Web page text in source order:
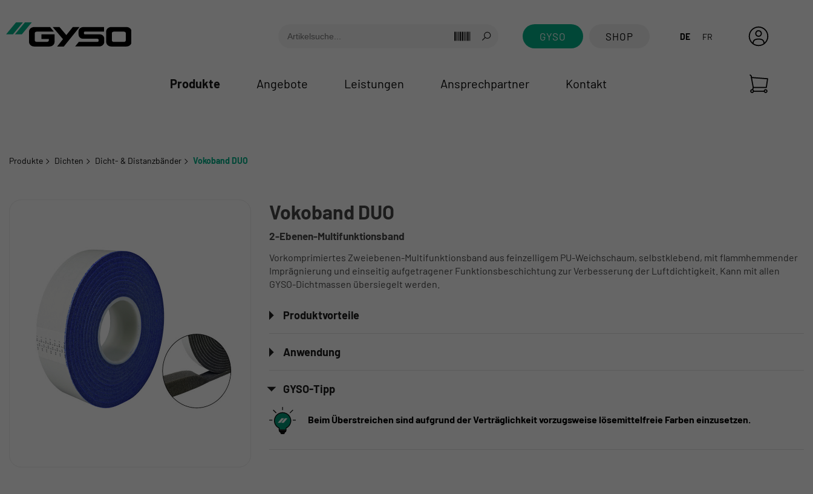
GYSO SHOP DE FR
Produkte Angebote Leistungen Ansprechpartner Kontakt
Produkte Dichten Dicht- & Distanzbänder Vokoband DUO
Vokoband DUO
2-Ebenen-Multifunktionsband
Vorkomprimiertes Zweiebenen-Multifunktionsband aus feinzelligem PU-Weichschaum, selbstklebend, mit flammhemmender
Imprägnierung und einseitig aufgetragener Funktionsbeschichtung zur Verbesserung der Luftdichtigkeit. Kann mit allen
GYSO-Dichtmassen übersiegelt werden.
Produktvorteile
Anwendung
GYSO-Tipp
Beim Überstreichen sind aufgrund der Verträglichkeit vorzugsweise lösemittelfreie Farben einzusetzen.